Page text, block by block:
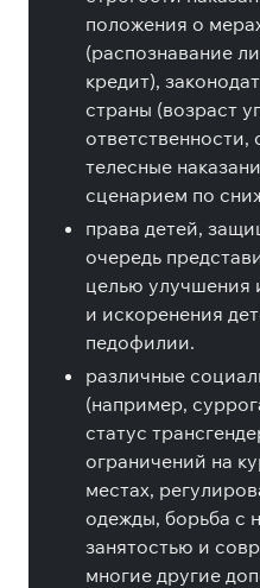
положения о
(распознавание
кредит),
страны (возраст
ответственности,
телесные
сценарием по
права детей,
очередь
целью улучшения
и искоренения
педофилии.
различные
(например,
статус
ограничений на
местах,
одежды, борьба с
занятостью и
многие другие